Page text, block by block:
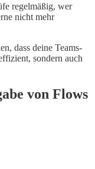
regelmäßig, wer
nicht mehr
dass deine Teams-
sondern auch
von Flows